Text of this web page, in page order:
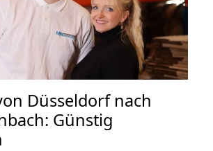
Düsseldorf nach
Günstig